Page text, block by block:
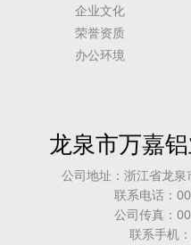
企业文化
荣誉资质
办公环境
龙泉市万嘉
公司地址：浙江省龙
联系电话：
公司传真：
联系手机